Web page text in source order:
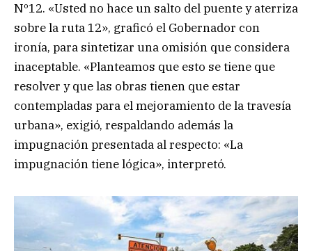
Nº12. «Usted no hace un salto del puente y aterriza
sobre la ruta 12», graficó el Gobernador con
ironía, para sintetizar una omisión que considera
inaceptable. «Planteamos que esto se tiene que
resolver y que las obras tienen que estar
contempladas para el mejoramiento de la travesía
urbana», exigió, respaldando además la
impugnación presentada al respecto: «La
impugnación tiene lógica», interpretó.